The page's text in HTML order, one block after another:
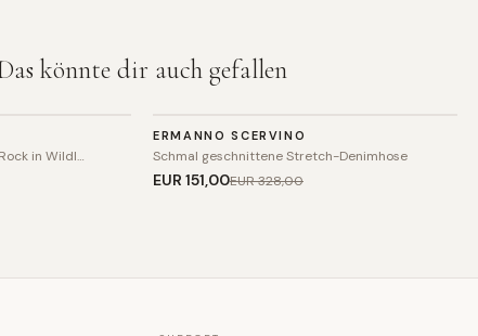
könnte dir auch gefallen
in Wildl…
SALE
HOSE
ERMANNO SCERVINO
Schmal geschnittene Stretch-Denimhose
EUR 151,00EUR 328,00